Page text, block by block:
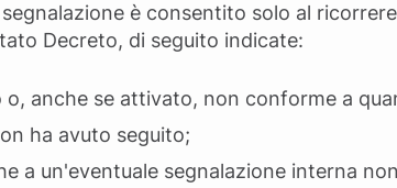
segnalazione è consentito solo al
Decreto, di seguito indicate:
anche se attivato, non conforme a
ha avuto seguito;
a un'eventuale segnalazione interna